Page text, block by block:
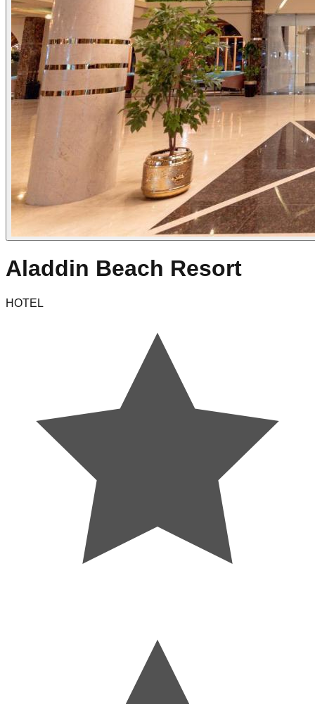
Aladdin Beach Resort
HOTEL